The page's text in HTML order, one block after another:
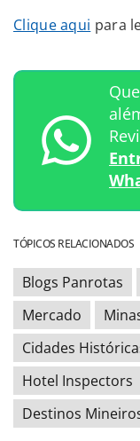
Clique aqui para
TÓPICOS RELACIONADOS
Blogs Panrotas
Mercado
Cidades
Hotel Inspectors
Destinos